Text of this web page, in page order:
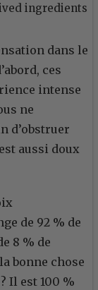
ingredients
dans le
ces
intense
ne
d’obstruer
aussi doux
de 92 % de
8 % de
bonne chose
Il est 100 %